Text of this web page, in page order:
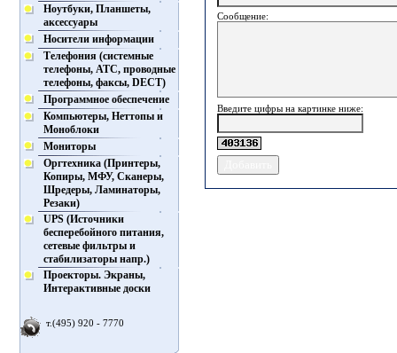
Ноутбуки, Планшеты,
аксессуары
Носители информации
Телефония (системные
телефоны, АТС, проводные
телефоны, факсы, DECT)
Программное обеспечение
Компьютеры, Неттопы и
Моноблоки
Мониторы
Оргтехника (Принтеры,
Копиры, МФУ, Сканеры,
Шредеры, Ламинаторы,
Резаки)
UPS (Источники
бесперебойного питания,
сетевые фильтры и
стабилизаторы напр.)
Проекторы. Экраны,
Интерактивные доски
т.(495) 920 - 7770
Сообщение:
Введите цифры на картинке ниже: